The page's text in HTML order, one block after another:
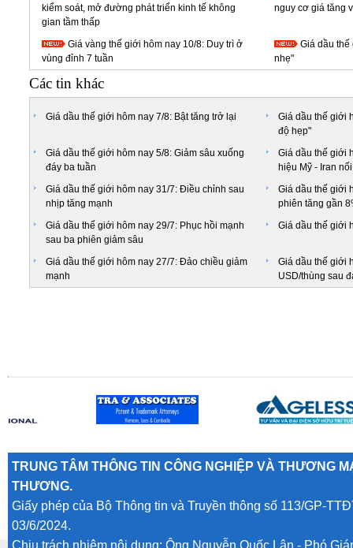
kiểm soát, mở đường phát triển kinh tế không
gian tầm thấp
nguy cơ giá tăng
Giá vàng thế giới hôm nay 10/8: Duy trì ở
vùng đỉnh 7 tuần
Giá dầu thế
nhẹ"
Các tin khác
Giá dầu thế giới hôm nay 7/8: Bật tăng trở lại
Giá dầu thế giới
độ hẹp"
Giá dầu thế giới hôm nay 5/8: Giảm sâu xuống
đáy ba tuần
Giá dầu thế giới
hiệu Mỹ - Iran
Giá dầu thế giới hôm nay 31/7: Điều chỉnh sau
nhịp tăng mạnh
Giá dầu thế giới
phiên tăng gần
Giá dầu thế giới hôm nay 29/7: Phục hồi mạnh
sau ba phiên giảm sâu
Giá dầu thế giới
Giá dầu thế giới hôm nay 27/7: Đảo chiều giảm
mạnh
Giá dầu thế giới
USD/thùng sau
TRUNG TÂM THÔNG TIN CÔNG NGHIỆP VÀ THƯƠNG
THƯƠNG.
Giấy phép của Bộ Thông tin và Truyền thông số 113/GP-
03/6/2024.
Chịu trách nhiệm nội dung: Ông Nguyễn Quốc Lân - Phó